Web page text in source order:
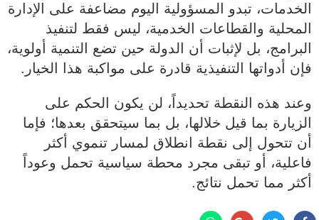
الخدمات، تبدو المسؤولية اليوم مضاعفة على الإدارة
المحلية والقطاعات الخدمية، ليس فقط لتنفيذ
البرامج، بل لإثبات أن الدولة حين تضع التنمية أولوية،
فإن أدواتها التنفيذية قادرة على مواكبة هذا الخيار.
وعند هذه النقطة تحديداً، لن يكون الحكم على
الزيارة بما قيل خلالها، بل بما سيتحقق بعدها؛ فإما
أن تتحول إلى نقطة انطلاق لمسار تنموي أكثر
فاعلية، أو تبقى مجرد محطة سياسية تحمل وعوداً
أكثر مما تحمل نتائج.